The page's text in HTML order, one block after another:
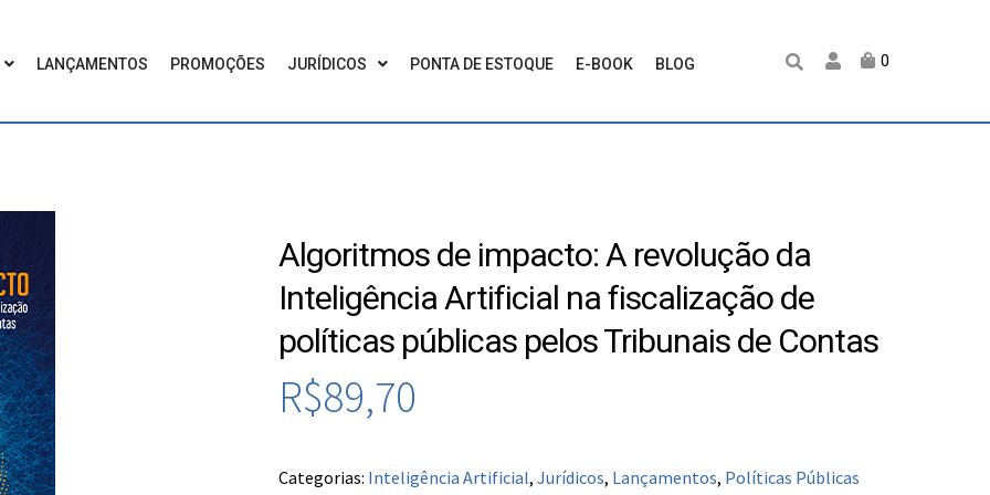
LANÇAMENTOS PROMOÇÕES JURÍDICOS PONTA DE ESTOQUE E-BOOK BLOG 0
Algoritmos de impacto: A revolução da
Inteligência Artificial na fiscalização de
políticas públicas pelos Tribunais de Contas
R$89,70
Categorias: Inteligência Artificial, Jurídicos, Lançamentos, Políticas Públicas